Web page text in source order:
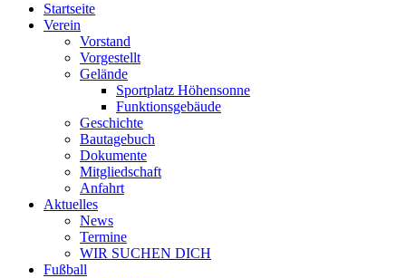
Startseite
Verein
Vorstand
Vorgestellt
Gelände
Sportplatz Höhensonne
Funktionsgebäude
Geschichte
Bautagebuch
Dokumente
Mitgliedschaft
Anfahrt
Aktuelles
News
Termine
WIR SUCHEN DICH
Fußball